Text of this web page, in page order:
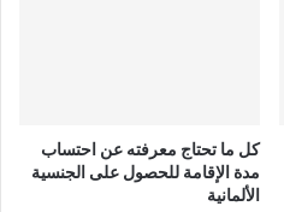
كل ما تحتاج معرفته عن احتساب
مدة الإقامة للحصول على الجنسية
الألمانية